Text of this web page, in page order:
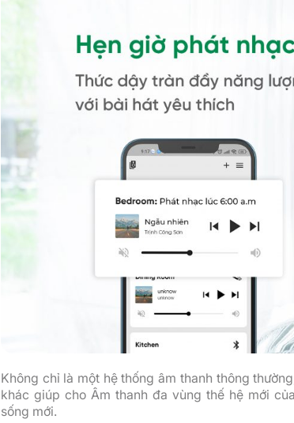
Không chỉ là một hệ thống âm thanh thông
khác giúp cho Âm thanh đa vùng thế hệ mới
sống mới.